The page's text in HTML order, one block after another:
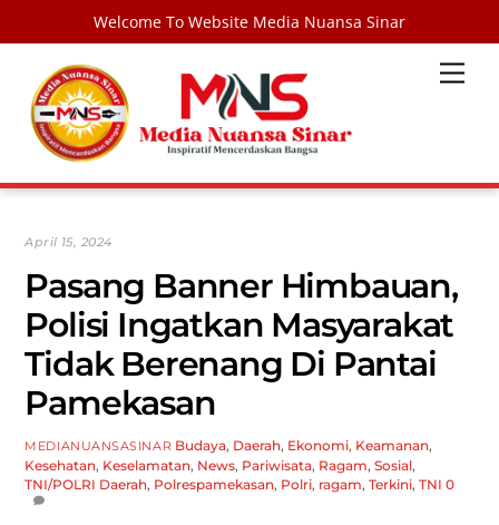
Welcome To Website Media Nuansa Sinar
content
April 15, 2024
Pasang Banner Himbauan,
Polisi Ingatkan Masyarakat
Tidak Berenang Di Pantai
Pamekasan
MEDIANUANSASINAR Budaya, Daerah, Ekonomi, Keamanan,
Kesehatan, Keselamatan, News, Pariwisata, Ragam,Sosial,
TNI/POLRI Daerah, Polrespamekasan, Polri, ragam,Terkini,TNI 0